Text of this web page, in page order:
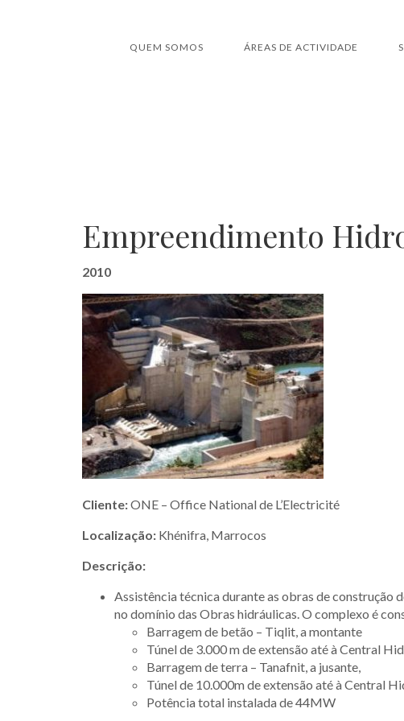
QUEM SOMOS ÁREAS DE ACTIVIDADE
Empreendimento
2010
Cliente:ONE – Office National de L’Electricité
Localização: Khénifra, Marrocos
Descrição:
Assistência técnica durante as obras de construção
no domínio das Obras hidráulicas. O complexo é
Barragem de betão – Tiqlit, a montante
Túnel de 3.000 m de extensão até à Central
Barragem de terra – Tanafnit, a jusante,
Túnel de 10.000m de extensão até à Central
Potência total instalada de 44MW